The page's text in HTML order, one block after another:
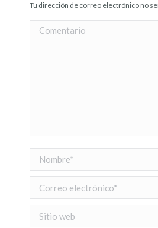
Tu dirección de correo electrónico no
Comentario
Nombre *
Correo electrónico *
Sitio web